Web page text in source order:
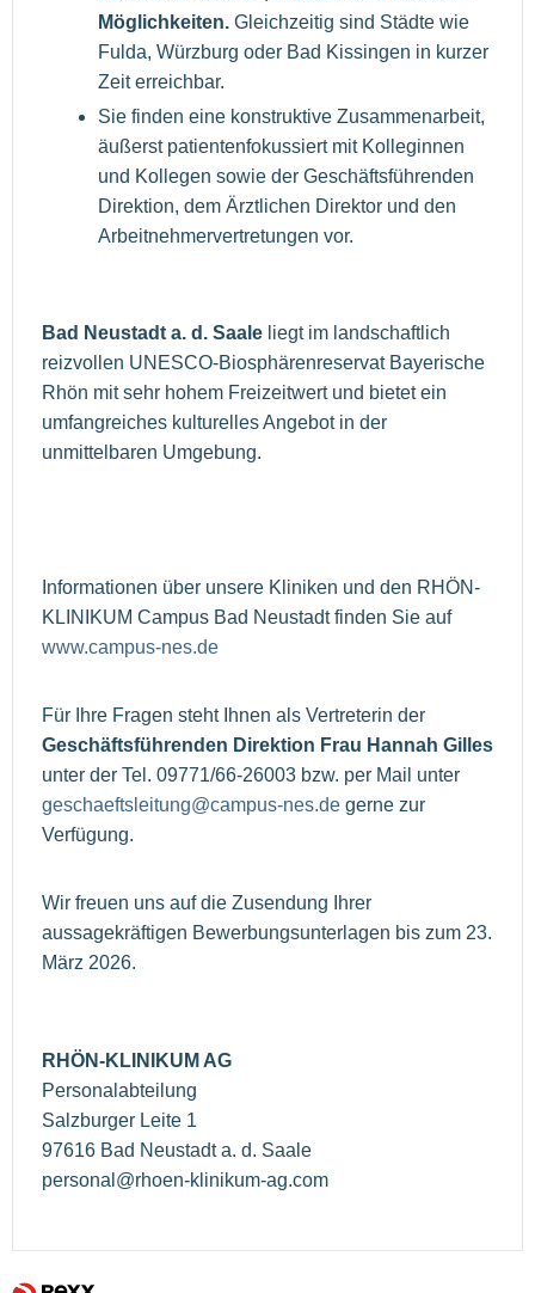
Möglichkeiten. Gleichzeitig sind Städte wie
Fulda, Würzburg oder Bad Kissingen in kurzer
Zeit erreichbar.
Sie finden eine konstruktive Zusammenarbeit,
äußerst patientenfokussiert mit Kolleginnen
und Kollegen sowie der Geschäftsführenden
Direktion, dem Ärztlichen Direktor und den
Arbeitnehmervertretungen vor.
Bad Neustadt a. d. Saale liegt im landschaftlich
reizvollen UNESCO-Biosphärenreservat Bayerische
Rhön mit sehr hohem Freizeitwert und bietet ein
umfangreiches kulturelles Angebot in der
unmittelbaren Umgebung.
Informationen über unsere Kliniken und den RHÖN-
KLINIKUM Campus Bad Neustadt finden Sie auf
www.campus-nes.de
Für Ihre Fragen steht Ihnen als Vertreterin der
Geschäftsführenden Direktion Frau Hannah Gilles
unter der Tel. 09771/66-26003 bzw. per Mail unter
geschaeftsleitung@campus-nes.de gerne zur
Verfügung.
Wir freuen uns auf die Zusendung Ihrer
aussagekräftigen Bewerbungsunterlagen bis zum 23.
März 2026.
RHÖN-KLINIKUM AG
Personalabteilung
Salzburger Leite 1
97616 Bad Neustadt a. d. Saale
personal@rhoen-klinikum-ag.com